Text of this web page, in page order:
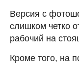
Версия с
слишком четко
рабочий на
Кроме того, на